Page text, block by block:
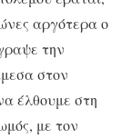
αργότερα ο
την
στον
έλθουμε στη
με τον